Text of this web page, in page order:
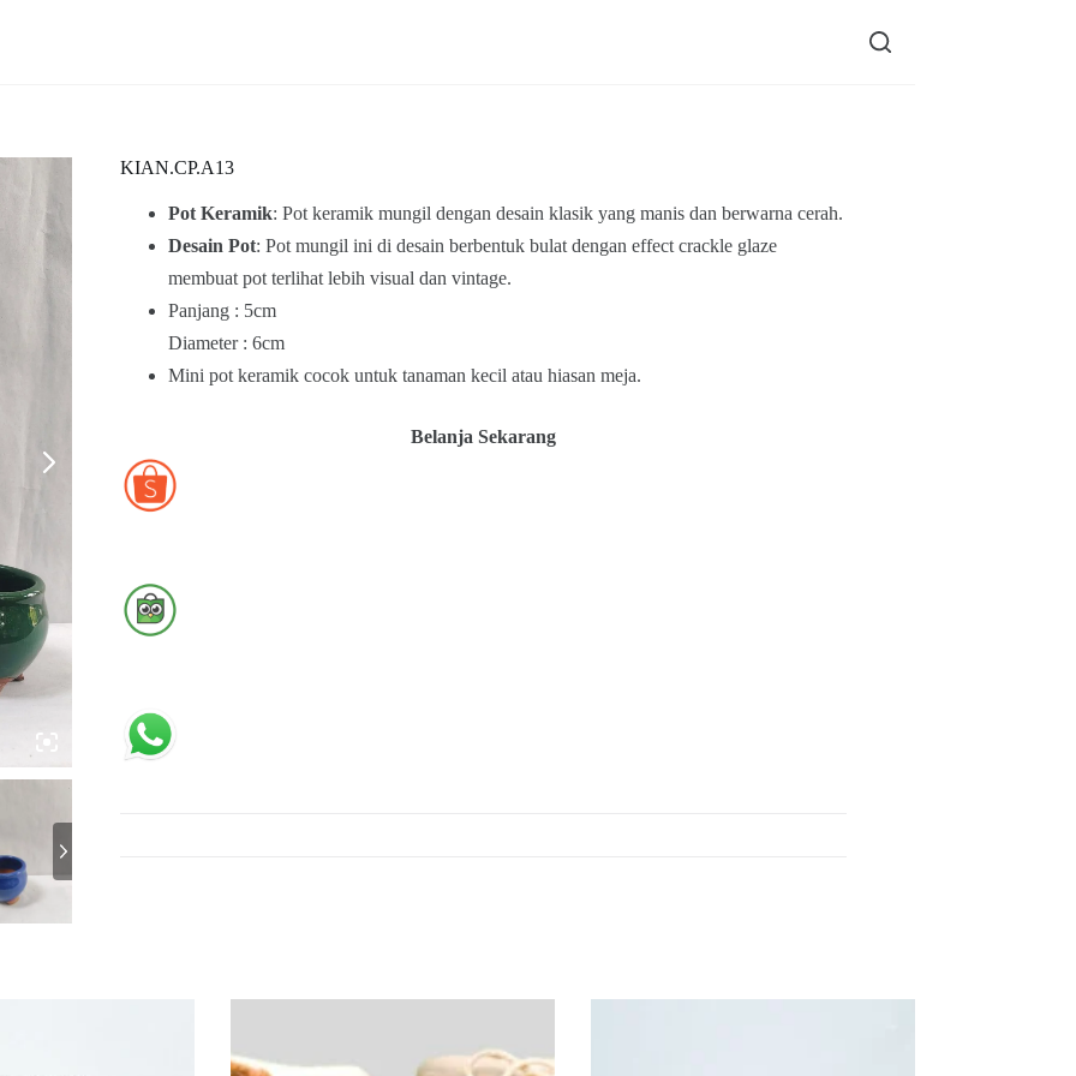
KIAN.CP.A13
Pot Keramik: Pot keramik mungil dengan desain klasik yang manis dan berwarna cerah.
Desain Pot: Pot mungil ini di desain berbentuk bulat dengan effect crackle glaze
membuat pot terlihat lebih visual dan vintage.
Panjang : 5cm
Diameter : 6cm
Mini pot keramik cocok untuk tanaman kecil atau hiasan meja.
Belanja Sekarang